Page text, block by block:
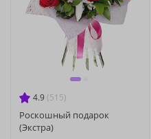
4.9 (515)
Роскошный подарок
(Экстра)